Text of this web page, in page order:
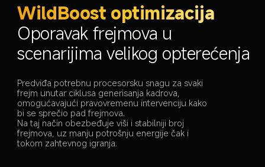
WildBoost optimizacija
Oporavak frejmova u
scenarijima velikog opterećenja
Predviđa potrebnu procesorsku snagu za svaki
frejm unutar ciklusa generisanja kadrova,
omogućavajući pravovremenu intervenciju kako
bi se sprečio pad frejmova.
Na taj način obezbeđuje viši i stabilniji broj
frejmova, uz manju potrošnju energije čak i
tokom zahtevnog igranja.